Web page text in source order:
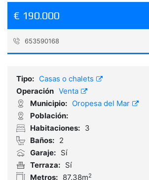
€ 190.000
653590168
Tipo: Casas o chalets
Operación Venta
Municipio: Oropesa del Mar
Población:
Habitaciones: 3
Baños: 2
Garaje: Sí
Terraza: Sí
Metros: 87.38m2